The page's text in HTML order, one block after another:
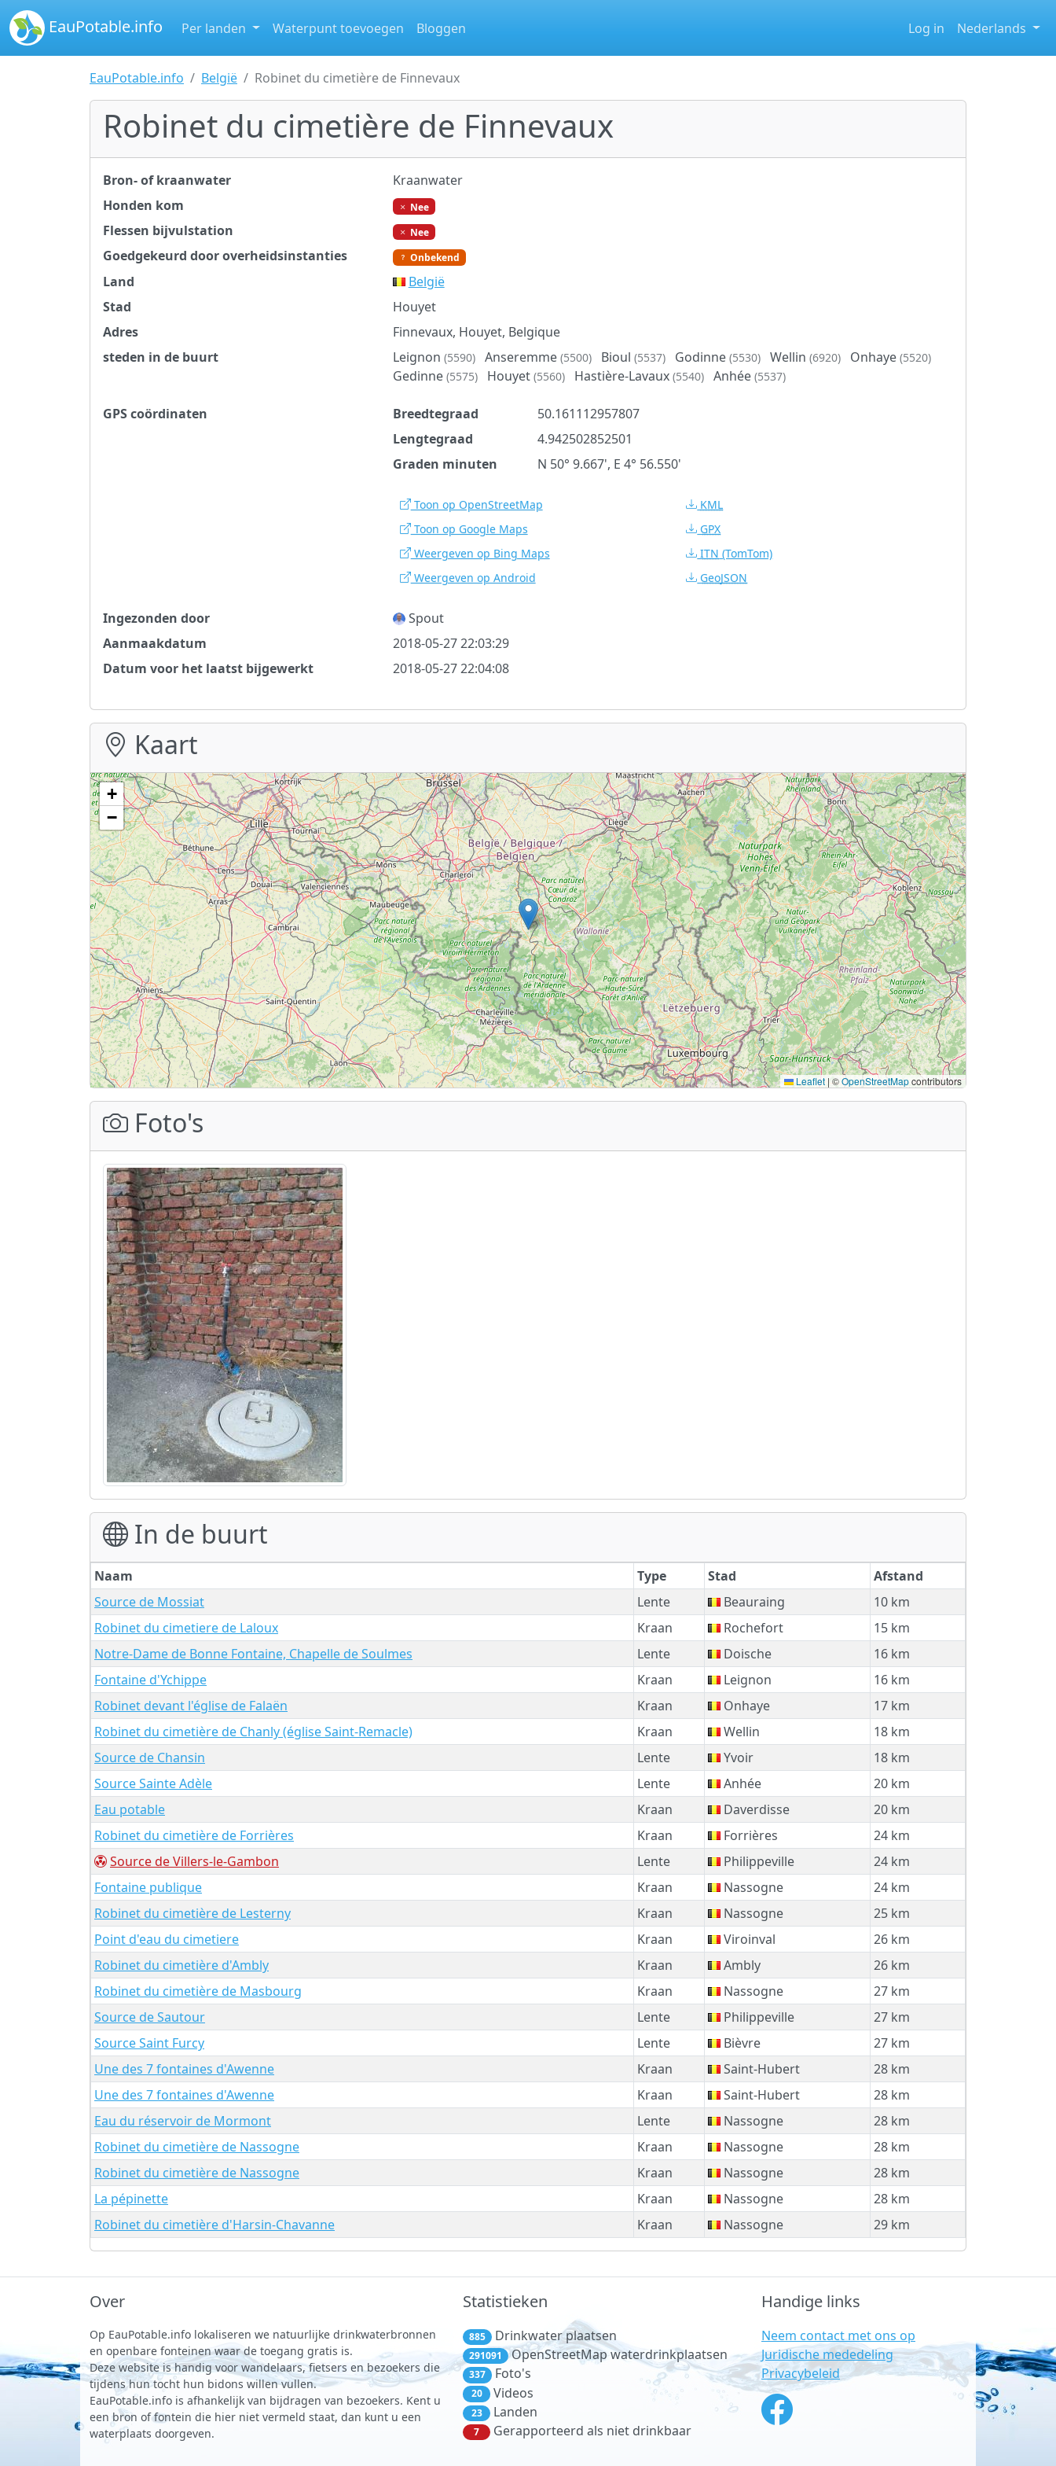
EauPotable.info Per landen Waterpunt toevoegen Bloggen Log in Nederlands
EauPotable.info België Robinet du cimetière de Finnevaux
Robinet du cimetière de Finnevaux
Bron- of kraanwater
Kraanwater
Honden kom
Nee
Flessen bijvulstation Nee
Goedgekeurd door overheidsinstanties Onbekend
Land
België
Stad
Houyet
Adres
Finnevaux, Houyet, Belgique
steden in de buurt
Leignon (5590) Anseremme (5500) Bioul (5537) Godinne (5530) Wellin (6920) Onhaye (5520)
Gedinne (5575) Houyet (5560) Hastière-Lavaux (5540) Anhée (5537)
GPS coördinaten Breedtegraad
50.161112957807
Lengtegraad
4.942502852501
Graden minuten
N 50° 9.667', E 4° 56.550'
Toon op OpenStreetMap
Toon op Google Maps
Weergeven op Bing Maps
Weergeven op Android
KML
GPX
ITN (TomTom)
GeoJSON
Ingezonden door
Spout
Aanmaakdatum
2018-05-27 22:03:29
Datum voor het laatst bijgewerkt
2018-05-27 22:04:08
Kaart
+
−
Leaflet | ©OpenStreetMapcontributors
Foto's
In de buurt
Naam Type Stad
Afstand
Source de Mossiat
Lente Beauraing
10 km
Robinet du cimetiere de Laloux
Kraan Rochefort
15 km
Notre-Dame de Bonne Fontaine, Chapelle de Soulmes
Lente Doische
16 km
Fontaine d'Ychippe
Kraan Leignon
16 km
Robinet devant l'église de Falaën
Kraan Onhaye
17 km
Robinet du cimetière de Chanly (église Saint-Remacle)
Kraan Wellin
18 km
Source de Chansin
Lente Yvoir
18 km
Source Sainte Adèle
Lente Anhée
20 km
Eau potable
Kraan Daverdisse
20 km
Robinet du cimetière de Forrières
Kraan Forrières
24 km
Source de Villers-le-Gambon
Lente Philippeville
24 km
Fontaine publique
Kraan Nassogne
24 km
Robinet du cimetière de Lesterny
Kraan Nassogne
25 km
Point d'eau du cimetiere
Kraan Viroinval
26 km
Robinet du cimetière d'Ambly
Kraan Ambly
26 km
Robinet du cimetière de Masbourg
Kraan Nassogne
27 km
Source de Sautour
Lente Philippeville
27 km
Source Saint Furcy
Lente Bièvre
27 km
Une des 7 fontaines d'Awenne
Kraan Saint-Hubert
28 km
Une des 7 fontaines d'Awenne
Kraan Saint-Hubert
28 km
Eau du réservoir de Mormont
Lente Nassogne
28 km
Robinet du cimetière de Nassogne
Kraan Nassogne
28 km
Robinet du cimetière de Nassogne
Kraan Nassogne
28 km
La pépinette
Kraan Nassogne
28 km
Robinet du cimetière d'Harsin-Chavanne
Kraan Nassogne 29 km
Over
Op EauPotable.info lokaliseren we natuurlijke drinkwaterbronnen
en openbare fonteinen waar de toegang gratis is.
Deze website is handig voor wandelaars, fietsers en bezoekers die
tijdens hun tocht hun bidons willen vullen.
EauPotable.info is afhankelijk van bijdragen van bezoekers. Kent u
een bron of fontein die hier niet vermeld staat, dan kunt u een
waterplaats doorgeven.
Statistieken
885 Drinkwater plaatsen
291091 OpenStreetMap waterdrinkplaatsen
337 Foto's
20 Videos
23 Landen
7 Gerapporteerd als niet drinkbaar
Handige links
Neem contact met ons op
Juridische mededeling
Privacybeleid